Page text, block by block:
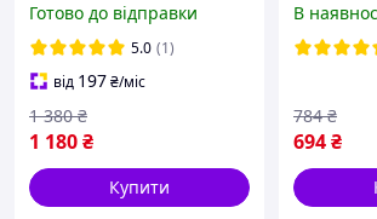
Готово до відправки
5.0 (1)
від 197₴/міс
1 180₴
1 380 ₴
Купити
120*60*7
В
694₴
784 ₴